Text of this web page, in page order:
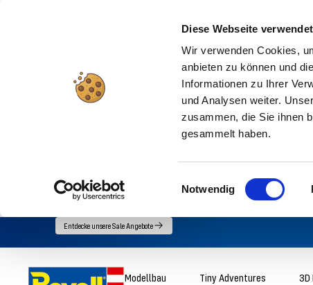
Diese Webseite
Wir verwenden Cookies,
anbieten zu können und
Informationen zu Ihrer
und Analysen weiter.
zusammen, die Sie ihnen
gesammelt haben.
Einwilligungsauswahl
Notwendig
zum
Entdecke unsere Sale Angebote
Modellbau Tiny Adventures 3D
Revell